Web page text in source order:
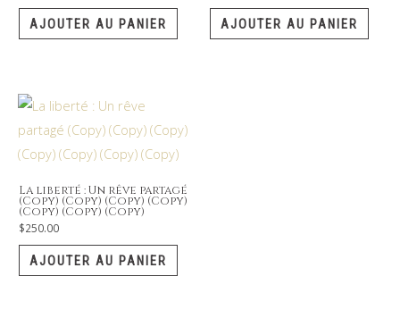
AJOUTER AU PANIER AJOUTER AU PANIER
La liberté : Un rêve partagé
(Copy) (Copy) (Copy) (Copy)
(Copy) (Copy) (Copy)
$250.00
AJOUTER AU PANIER